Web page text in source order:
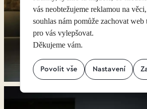
vás neobtežujeme reklamou na
souhlas nám pomůže zachovat
pro vás vylepšovat.
Děkujeme vám.
Povolit vše Nastavení